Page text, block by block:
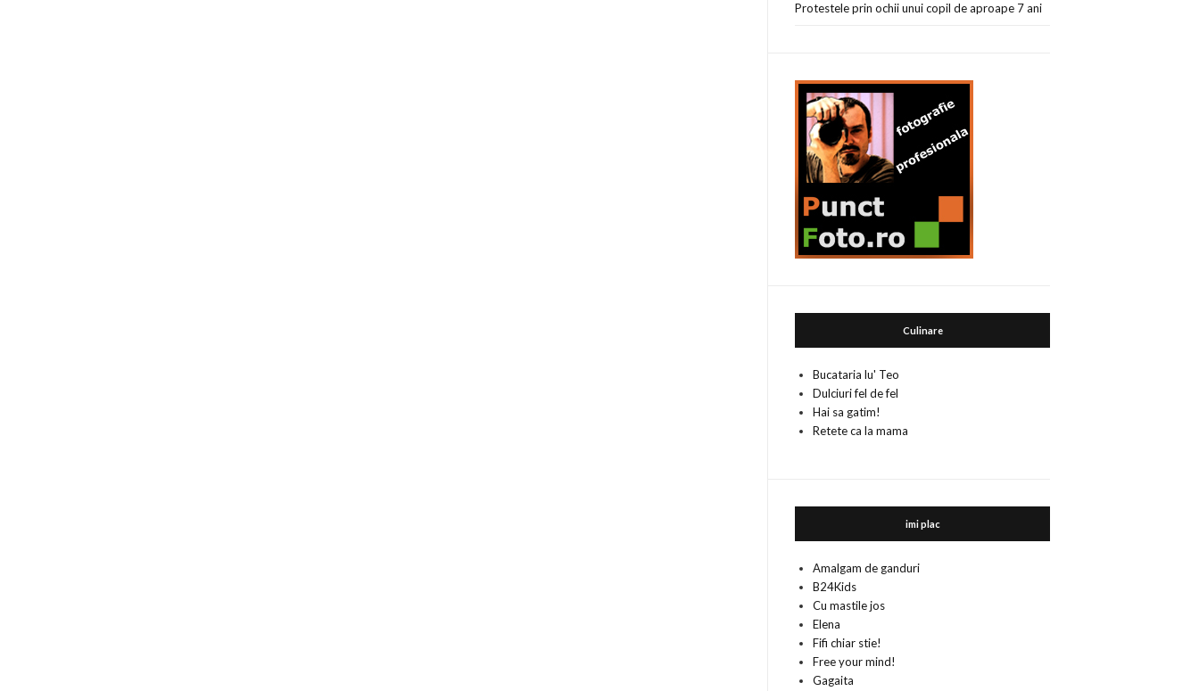
Protestele prin ochii unui copil de aproape 7 ani
Culinare
Bucataria lu' Teo
Dulciuri fel de fel
Hai sa gatim!
Retete ca la mama
imi plac
Amalgam de ganduri
B24Kids
Cu mastile jos
Elena
Fifi chiar stie!
Free your mind!
Gagaita